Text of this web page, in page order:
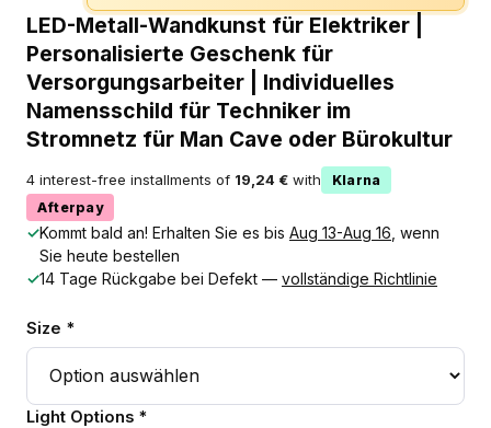
LED-Metall-Wandkunst für Elektriker |
Personalisierte Geschenk für
Versorgungsarbeiter | Individuelles
Namensschild für Techniker im
Stromnetz für Man Cave oder Bürokultur
4 interest-free installments of 19,24 € with
Klarna
Afterpay
✓Kommt bald an! Erhalten Sie es bis Aug 13-Aug 16 , wenn
Sie heute bestellen
✓14 Tage Rückgabe bei Defekt — vollständige Richtlinie
Size *
Light Options *